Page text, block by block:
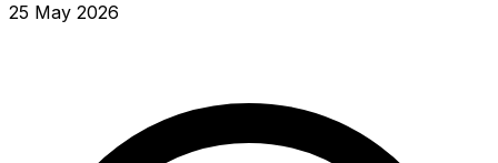
25 May 2026